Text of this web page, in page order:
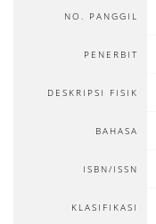
NO. PANGGIL
PENERBIT
DESKRIPSI FISIK
BAHASA
ISBN/ISSN
KLASIFIKASI